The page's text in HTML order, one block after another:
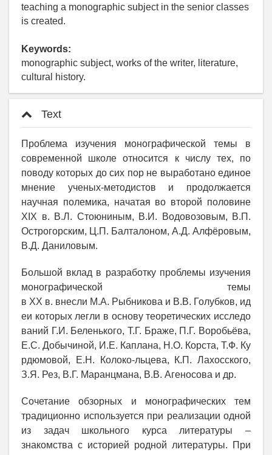
teaching a monographic subject in the senior classes
is created.
Keywords:
monographic subject, works of the writer, literature,
cultural history.
Text
Проблема изучения монографической темы в
современной школе относится к числу тех, по
поводу которых до сих пор не выработано единое
мнение ученых-методистов и продолжается
научная полемика, начатая во второй половине
XIX в. В.Л. Стоюниным, В.И. Водовозовым, В.П.
Острогорским, Ц.П. Балталоном, А.Д. Алфёровым,
В.Д. Даниловым.
Большой вклад в разработку проблемы изучения
монографической темы
в XX в. внесли М.А. Рыбникова и В.В. Голубков, ид
еи которых легли в основу теоретических исследо
ваний Г.И. Беленького, Т.Г. Браже, П.Г. Воробьёва,
Е.С. Добычиной, И.Е. Каплана, Н.О. Корста, Т.Ф. Ку
рдюмовой, Е.Н. Колоко-льцева, К.П. Лахосского,
З.Я. Рез, В.Г. Маранцмана, В.В. Агеносова и др.
Сочетание обзорных и монографических тем
традиционно используется при реализации одной
из задач школьного курса литературы –
знакомства с историей родной литературы. При